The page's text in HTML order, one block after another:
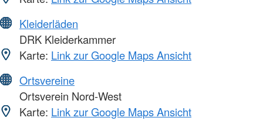
Kleiderläden
DRK Kleiderkammer
Karte: Link zur Google Maps Ansicht
Ortsvereine
Ortsverein Nord-West
Karte: Link zur Google Maps Ansicht